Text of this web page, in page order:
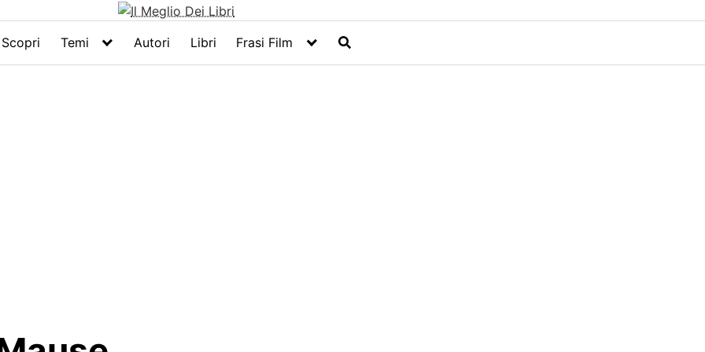
Scopri Temi Autori Libri Frasi Film